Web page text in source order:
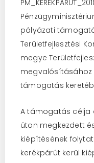
pályázati
Területfejlesztési
megye
megvalósításához
támogatás
A támogatás célja
úton megkezdett
kiépítésének
kerékpárút kerül